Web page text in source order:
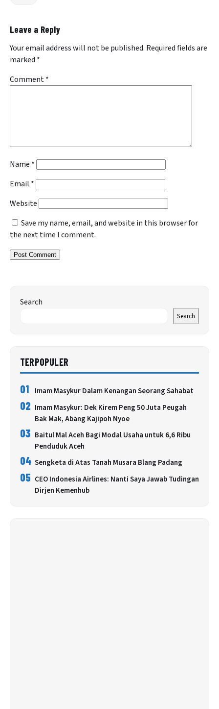
Leave a Reply
Your email address will not be published. Required fields are
marked *
Comment*
Name *
Email *
Website
Save my name, email, and website in this browser for
the next time I comment.
Search
Search
TERPOPULER
01 Imam Masykur Dalam Kenangan Seorang Sahabat
02 Imam Masykur: Dek Kirem Peng 50 Juta Peugah
Bak Mak, Abang Kajipoh Nyoe
03 Baitul Mal Aceh Bagi Modal Usaha untuk 6,6 Ribu
Penduduk Aceh
04 Sengketa di Atas Tanah Musara Blang Padang
05 CEO Indonesia Airlines: Nanti Saya Jawab Tudingan
Dirjen Kemenhub